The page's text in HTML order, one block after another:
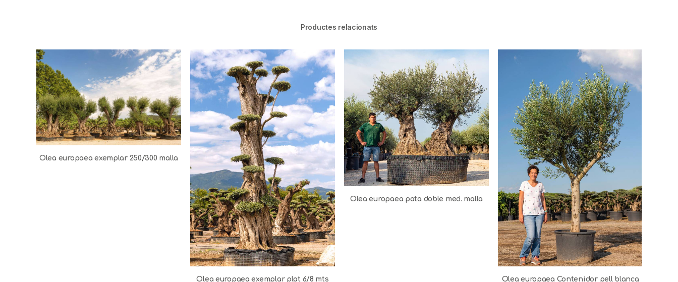
Productes relacionats
Olea europaea exemplar 250/300 malla
Olea europaea exemplar plat 6/8 mts
Olea europaea pata doble med. malla
Olea europaea Contenidor pell blanca